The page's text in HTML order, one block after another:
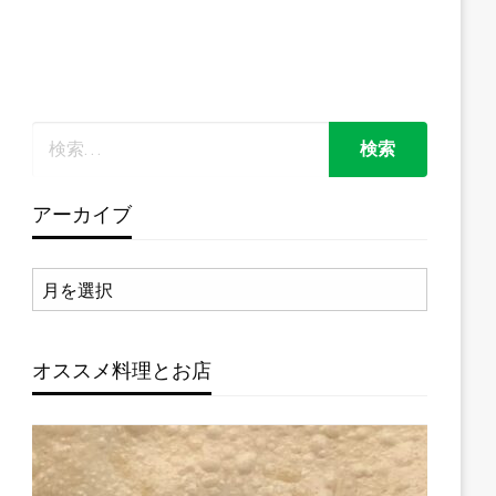
アーカイブ
ア
ー
イ
ブ
オススメ料理とお店